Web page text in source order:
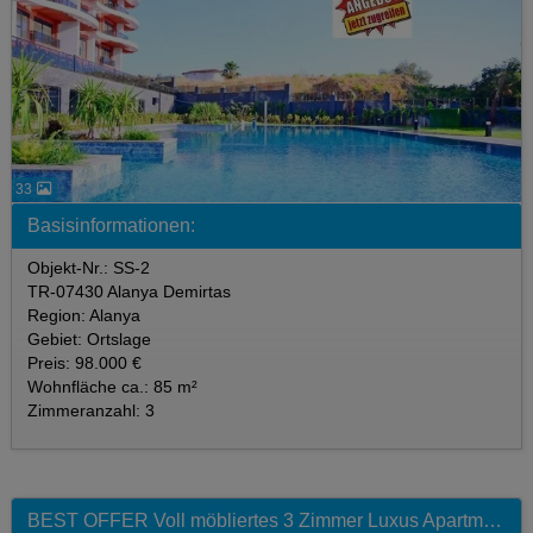
33
Basisinformationen:
Objekt-Nr.: SS-2
TR-07430 Alanya Demirtas
Region: Alanya
Gebiet: Ortslage
Preis: 98.000 €
Wohnfläche ca.: 85 m²
Zimmeranzahl: 3
BEST OFFER Voll möbliertes 3 Zimmer Luxus Apartment mit fantastischem Meerblick im Gold City 5 Sterne Komplex